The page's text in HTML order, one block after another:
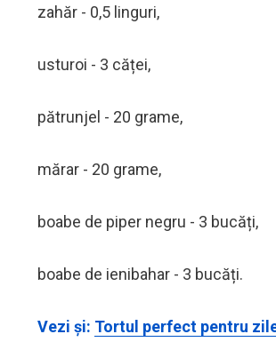
zahăr - 0,5 linguri,
usturoi - 3 căței,
pătrunjel - 20 grame,
mărar - 20 grame,
boabe de piper negru - 3 bucăți,
boabe de ienibahar - 3 bucăți.
Vezi și: Tortul perfect pentru